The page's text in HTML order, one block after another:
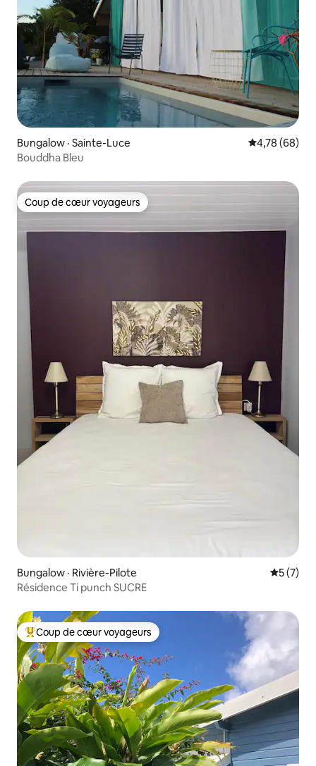
Bungalow · Sainte-Luce Note
4,78 (68)
Bouddha Bleu
Coup de cœur voyageurs
Coup de cœur voyageurs
Bungalow · Rivière-Pilote Note
5 (7)
Résidence Ti punch SUCRE
Coup de cœur voyageurs parmi les plus aimés
Coup de cœur voyageurs